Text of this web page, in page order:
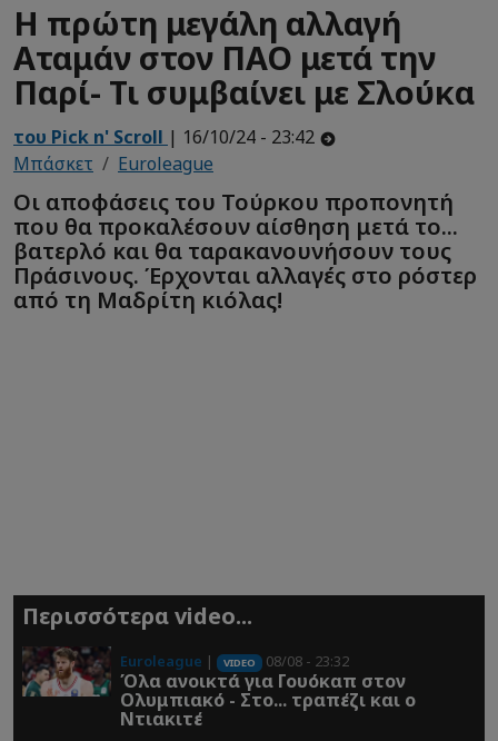
Η πρώτη μεγάλη αλλαγή
Αταμάν στον ΠΑΟ μετά την
Παρί- Τι συμβαίνει με Σλούκα
του Pick n' Scroll | 16/10/24 - 23:42
Μπάσκετ
Euroleague
Οι αποφάσεις του Τούρκου προπονητή
που θα προκαλέσουν αίσθηση μετά το...
βατερλό και θα ταρακανουνήσουν τους
Πράσινους. Έρχονται αλλαγές στο ρόστερ
από τη Μαδρίτη κιόλας!
Περισσότερα video...
Euroleague | VIDEO 08/08 - 23:32
Όλα ανοικτά για Γουόκαπ στον
Ολυμπιακό - Στο... τραπέζι και ο
Ντιακιτέ